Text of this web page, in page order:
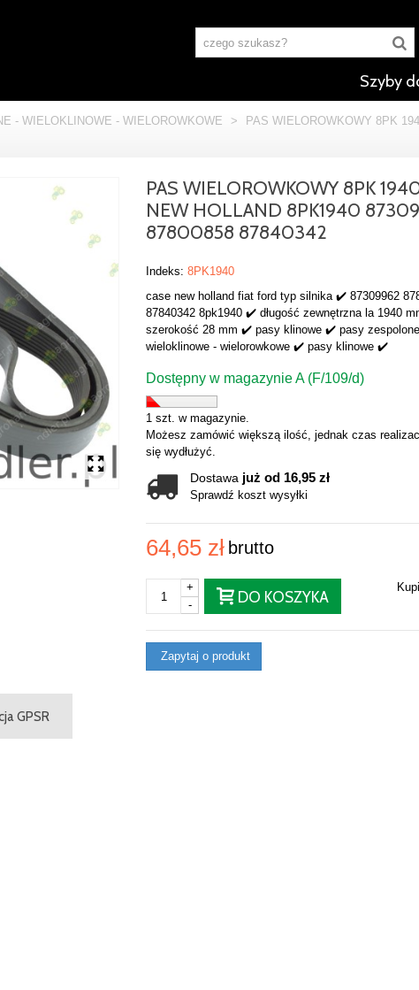
Szyby
- WIELOKLINOWE - WIELOROWKOWE >
PAS WIELOROWKOWY 8PK
PAS WIELOROWKOWY 8PK
NEW HOLLAND 8PK1940
87800858 87840342
Indeks: 8PK1940
case new holland fiat ford typ silnika ✔️ 87309962
87840342 8pk1940 ✔️ długość zewnętrzna la 1940
szerokość 28 mm ✔️ pasy klinowe ✔️ pasy
wieloklinowe - wielorowkowe ✔️ pasy klinowe ✔️
Dostępny w magazynie A (F/109/d)
1 szt. w magazynie.
Możesz zamówić większą ilość, jednak czas
się wydłużyć.
Dostawa już od 16,95 zł
Sprawdź koszt wysyłki
64,65 zł brutto
-
+
DO KOSZYKA
Zapytaj o produkt
GPSR